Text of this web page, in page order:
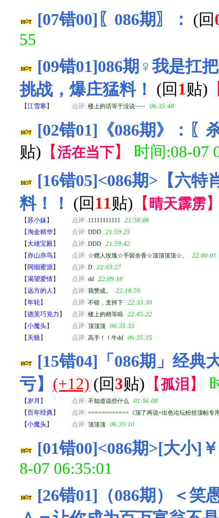
[07错00]〖086期〗： (回
55
[09错01]086期♀我是扛
挑战，爆庄猛料！ (回 1贴)
【江雪寒 】 点评: 楼上的话等于没说~~~ 06:35:48
[02错01]《086期》：〖
贴) 【活在当下】 时间:08-07
[16错05]<086期>【六特
料！！ (回 11贴) 【 晴天霹雳
【苏小妹】 点评: 11111111111
21:58:08
【淘金精华】 点评: DDD
21:59:25
【 大雄宝殿】 点评: DDD
21:59:42
【亦山亦鸟】 点评: ☆赠人玫瑰☆手留余香☆顶顶顶顶☆。
22:00:01
【 阿细蜜源】 点评: D
22:03:27
【渴望爱情】 点评: dd
22:09:18
【远方的人 】 点评: 我赞成。
22:18:59
【年轮】 点评: 不错，支持下
22:33:30
【德芙巧克力 】 点评: 楼上的稍等啦
22:45:22
【小魔头】 点评: 顶顶顶
06:35:33
【 天狼 】 点评: 高手！！牛dd 06:35:35
[15错04]「086期」经典
亏】 (+12) (回3贴) 【孤泪 】
【岁月 】 点评: 不知道说些什么
01:56:08
【百年经典】 点评: ============《顶了再说=出色论坛粉丝顶帖专
【小魔头】 点评: 顶顶顶 06:35:10
[01错00]<086期>[大小]
8-07 06:35:01
[26错01]（086期）＜笑